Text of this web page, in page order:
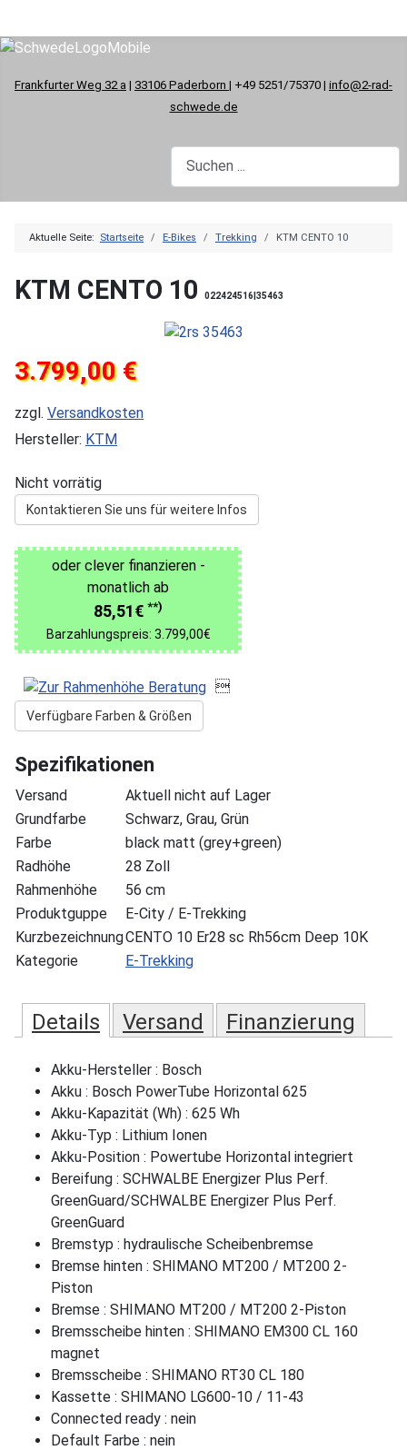
Frankfurter Weg 32 a | 33106 Paderborn | +49 5251/75370 | info@2-rad-
schwede.de
Aktuelle Seite: Startseite E-Bikes Trekking KTM CENTO 10
KTM CENTO 10 022424516|35463
3.799,00 €
zzgl. Versandkosten
Hersteller: KTM
Nicht vorrätig
Kontaktieren Sie uns für weitere Infos
oder clever finanzieren -
monatlich ab
85,51€ **)
Barzahlungspreis: 3.799,00€

Verfügbare Farben & Größen
Spezifikationen
Versand
Aktuell nicht auf Lager
Grundfarbe
Schwarz, Grau, Grün
Farbe
black matt (grey+green)
Radhöhe
28 Zoll
Rahmenhöhe
56 cm
Produktguppe
E-City / E-Trekking
KurzbezeichnungCENTO 10 Er28 sc Rh56cm Deep 10K
Kategorie
E-Trekking
Details Versand Finanzierung
Akku-Hersteller : Bosch
Akku : Bosch PowerTube Horizontal 625
Akku-Kapazität (Wh) : 625 Wh
Akku-Typ : Lithium Ionen
Akku-Position : Powertube Horizontal integriert
Bereifung : SCHWALBE Energizer Plus Perf.
GreenGuard/SCHWALBE Energizer Plus Perf.
GreenGuard
Bremstyp : hydraulische Scheibenbremse
Bremse hinten : SHIMANO MT200 / MT200 2-
Piston
Bremse : SHIMANO MT200 / MT200 2-Piston
Bremsscheibe hinten : SHIMANO EM300 CL 160
magnet
Bremsscheibe : SHIMANO RT30 CL 180
Kassette : SHIMANO LG600-10 / 11-43
Connected ready : nein
Default Farbe : nein